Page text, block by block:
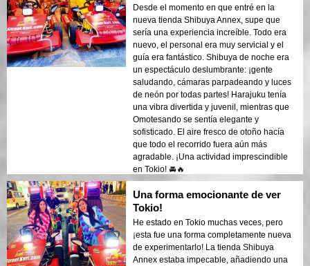
Desde el momento en que entré en la
nueva tienda Shibuya Annex, supe que
sería una experiencia increíble. Todo era
nuevo, el personal era muy servicial y el
guía era fantástico. Shibuya de noche era
un espectáculo deslumbrante: ¡gente
saludando, cámaras parpadeando y luces
de neón por todas partes! Harajuku tenía
una vibra divertida y juvenil, mientras que
Omotesando se sentía elegante y
sofisticado. El aire fresco de otoño hacía
que todo el recorrido fuera aún más
agradable. ¡Una actividad imprescindible
en Tokio! 🚘🔥
Una forma emocionante de ver
Tokio!
He estado en Tokio muchas veces, pero
¡esta fue una forma completamente nueva
de experimentarlo! La tienda Shibuya
Annex estaba impecable, añadiendo una